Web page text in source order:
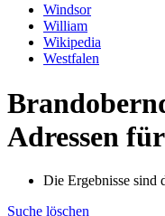
Windsor
William
Wikipedia
Westfalen
Adressen
Die Ergebnisse sind
Suche löschen